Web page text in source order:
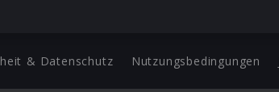
& Datenschutz Nutzungsbedingungen